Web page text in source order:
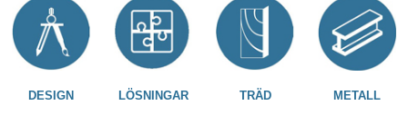
DESIGN LÖSNINGAR TRÄD METALL